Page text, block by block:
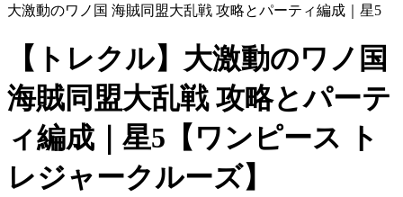
大激動のワノ国 海賊同盟大乱戦 攻略とパーティ編成｜星5
【トレクル】大激動のワノ国
海賊同盟大乱戦 攻略とパーテ
ィ編成｜星5【ワンピース ト
レジャークルーズ】